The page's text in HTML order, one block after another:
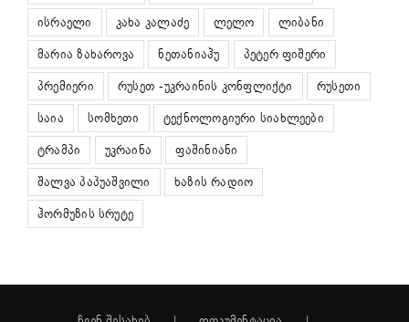
ისრაელი
კახა კალაძე ლელო
ლიბანი
მარია ზახაროვა
ნეთანიაჰუ
პეტერ ფიშერი
პრემიერი
რუსეთ -უკრაინის კონფლიქტი
რუსეთი
საია
სომხეთი
ტექნოლოგიური სიახლეები
ტრამპი
უკრაინა
ფაშინიანი
შალვა პაპუაშვილი
ხაზის რადიო
ჰორმუზის სრუტე